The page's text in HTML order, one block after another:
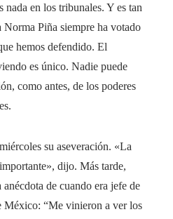
en los tribunales. Y es tan
Norma Piña siempre ha votado
hemos defendido. El
es único. Nadie puede
como antes, de los poderes
su aseveración. «La
dijo. Más tarde,
de cuando era jefe de
México: “Me vinieron a ver los